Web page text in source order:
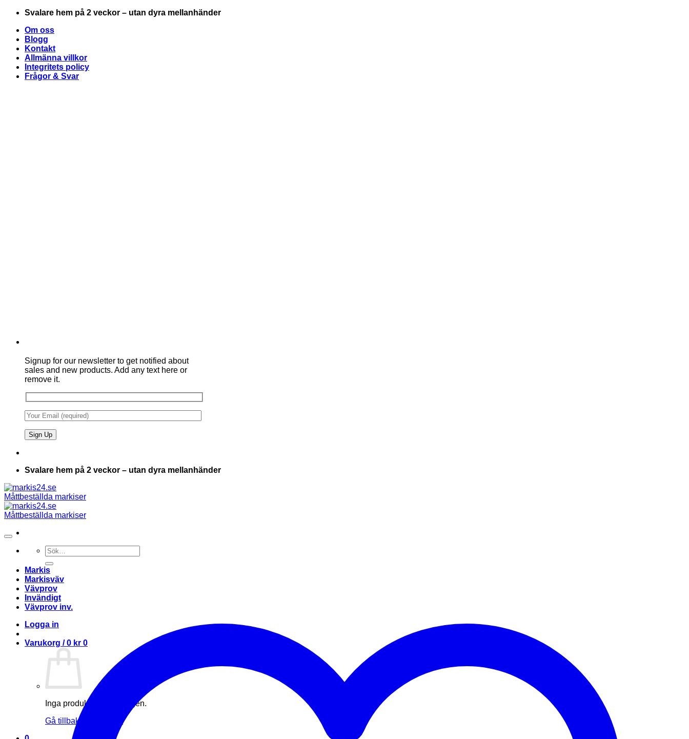
Skip
content
Svalare hem på 2 veckor – utan dyra mellanhänder
Om oss
Blogg
Kontakt
Allmänna villkor
Integritets policy
Frågor & Svar
Signup for our newsletter to get notified about
sales and new products. Add any text here or
remove it.
Svalare hem på 2 veckor – utan dyra mellanhänder
Sök
efter:
Markis
Markisväv
Vävprov
Invändigt
Vävprov inv.
Logga in
Varukorg /0 kr 0
Inga produkter i varukorgen.
Gå tillbaka till butiken